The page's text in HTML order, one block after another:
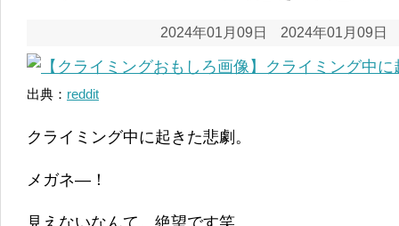
2024年01月09日 2024年01月09日
出典： reddit
クライミング中に起きた悲劇。
メガネ―！
見えないなんて、絶望です笑